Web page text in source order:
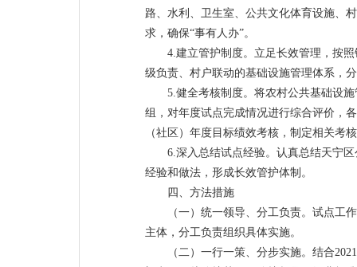
路、水利、卫生室、公共文化体育设施、
求，确保“事有人办”。
4.建立管护制度。立足长效管理，按
级负责、村户联动的基础设施管理体系，
5.健全考核制度。将农村公共基础设
组，对年度试点完成情况进行综合评价，
（社区）年度目标绩效考核，制定相关考
6.深入总结试点经验。认真总结天宁
经验和做法，形成长效管护体制。
四、方法措施
（一）统一领导、分工负责。试点工
主体，分工负责组织具体实施。
（二）一行一策、分步实施。结合